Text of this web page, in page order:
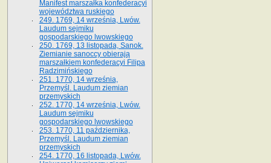
Manifest marszałka konfederacyi
województwa ruskiego
249. 1769, 14 września, Lwów.
Laudum sejmiku
gospodarskiego lwowskiego
250. 1769, 13 listopada, Sanok.
Ziemianie sanoccy obierają
marszałkiem konfederacyi Filipa
Radzimińskiego
251. 1770, 14 września,
Przemyśl. Laudum ziemian
przemyskich
252. 1770, 14 września, Lwów.
Laudum sejmiku
gospodarskiego lwowskiego
253. 1770, 11 października,
Przemyśl. Laudum ziemian
przemyskich
254. 1770, 16 listopada, Lwów.